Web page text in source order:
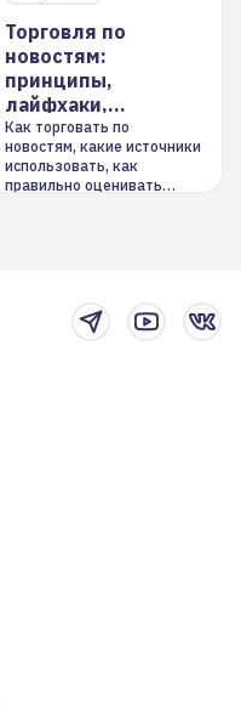
Торговля по
новостям:
принципы,
лайфхаки,
инструменты
Как торговать по
новостям, какие источники
использовать, как
правильно оценивать